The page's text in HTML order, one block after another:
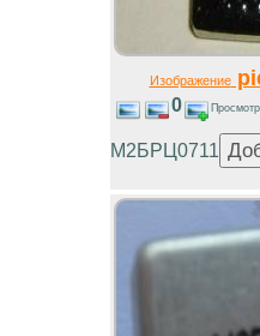
Изображение
0
М2БРЦ0711